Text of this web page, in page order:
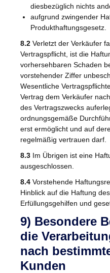
diesbezüglich nichts
aufgrund zwingender
Produkthaftungsgesetz.
8.2 Verletzt der Verkäufer
Vertragspflicht, ist die
vorhersehbaren Schaden
vorstehender Ziffer
Wesentliche
Vertrag dem Verkäufer
des Vertragszwecks
ordnungsgemäße
erst ermöglicht und auf
regelmäßig vertrauen darf.
8.3 Im Übrigen ist eine
ausgeschlossen.
8.4 Vorstehende
Hinblick auf die Haftung
Erfüllungsgehilfen und
9) Besondere
die
nach
Kunden